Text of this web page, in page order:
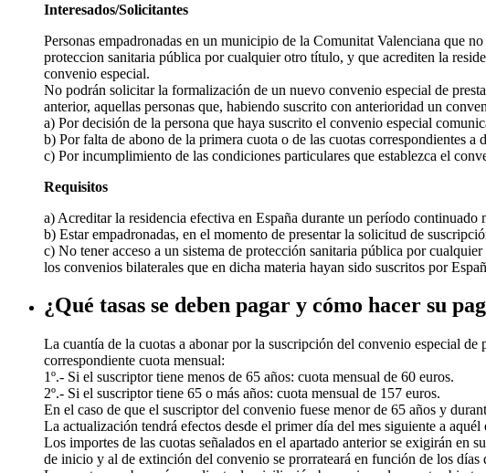
Interesados/Solicitantes
Personas empadronadas en un municipio de la Comunitat Valenciana que
proteccion sanitaria pública por cualquier otro título, y que acrediten la
convenio especial.
No podrán solicitar la formalización de un nuevo convenio especial de
anterior, aquellas personas que, habiendo suscrito con anterioridad un
a) Por decisión de la persona que haya suscrito el convenio especial
b) Por falta de abono de la primera cuota o de las cuotas correspondientes a
c) Por incumplimiento de las condiciones particulares que establezca el
Requisitos
a) Acreditar la residencia efectiva en España durante un período
b) Estar empadronadas, en el momento de presentar la solicitud de
c) No tener acceso a un sistema de protección sanitaria pública por
los convenios bilaterales que en dicha materia hayan sido suscritos por
¿Qué tasas se deben pagar y cómo hacer su
La cuantía de la cuotas a abonar por la suscripción del convenio especial
correspondiente cuota mensual:
1º.- Si el suscriptor tiene menos de 65 años: cuota mensual de 60 euros.
2º.- Si el suscriptor tiene 65 o más años: cuota mensual de 157 euros.
En el caso de que el suscriptor del convenio fuese menor de 65 años y
La actualización tendrá efectos desde el primer día del mes siguiente a
Los importes de las cuotas señalados en el apartado anterior se exigirán
de inicio y al de extinción del convenio se prorrateará en función de los días